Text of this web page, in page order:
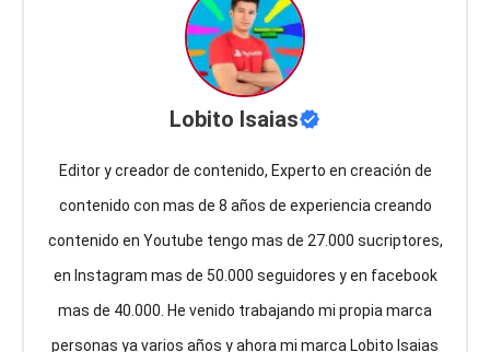
Lobito Isaias
Editor y creador de contenido, Experto en creación de
contenido con mas de 8 años de experiencia creando
contenido en Youtube tengo mas de 27.000 sucriptores,
en Instagram mas de 50.000 seguidores y en facebook
mas de 40.000. He venido trabajando mi propia marca
personas ya varios años y ahora mi marca Lobito Isaias